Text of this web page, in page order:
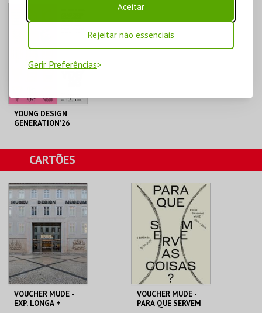
Aceitar
Rejeitar não essenciais
Gerir Preferências
MAIS INFO
COMPRAR
MUDE
YOUNG DESIGN
GENERATION’26
MUDE
MAIS INFO
COMPRAR
CARTÕES
VOUCHER MUDE -
EXP. LONGA +
VOUCHER MUDE -
PARA QUE SERVEM